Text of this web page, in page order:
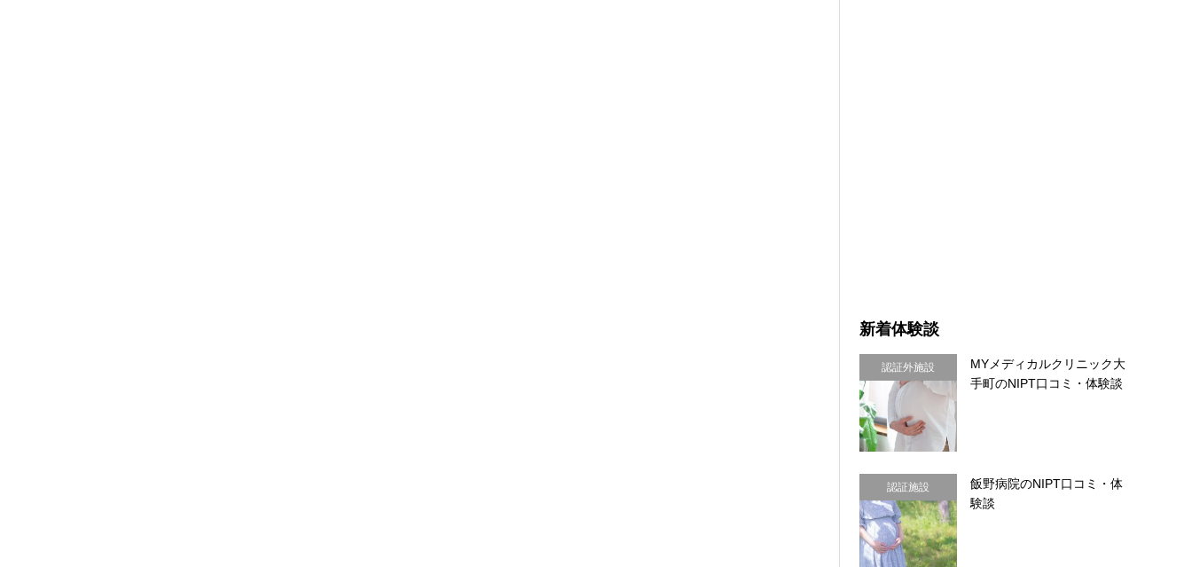
新着体験談
認証外施設
MYメディカルクリニック大
手町のNIPT口コミ・体験談
認証施設
飯野病院のNIPT口コミ・体
験談